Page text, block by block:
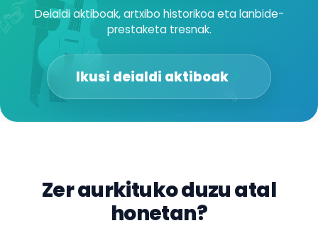
Deialdi aktiboak, artxibo historikoa eta lanbide-
prestaketa tresnak.
Ikusi deialdi aktiboak
Zer aurkituko duzu atal
honetan?